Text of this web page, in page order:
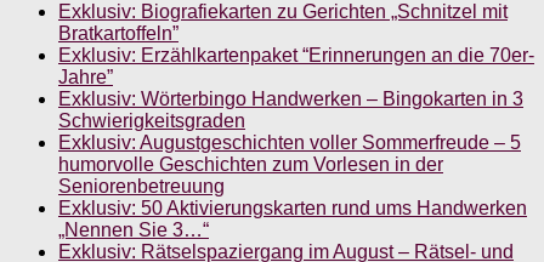
Exklusiv: Biografiekarten zu Gerichten „Schnitzel mit
Bratkartoffeln”
Exklusiv: Erzählkartenpaket “Erinnerungen an die 70er-
Jahre”
Exklusiv: Wörterbingo Handwerken – Bingokarten in 3
Schwierigkeitsgraden
Exklusiv: Augustgeschichten voller Sommerfreude – 5
humorvolle Geschichten zum Vorlesen in der
Seniorenbetreuung
Exklusiv: 50 Aktivierungskarten rund ums Handwerken
„Nennen Sie 3…“
Exklusiv: Rätselspaziergang im August – Rätsel- und